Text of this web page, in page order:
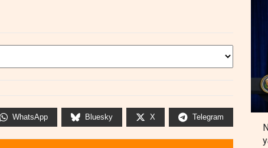
WhatsApp Bluesky X Telegram